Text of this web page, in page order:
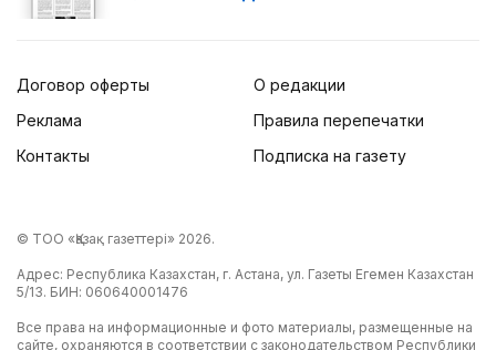
Договор оферты
Реклама
Контакты
О редакции
Правила перепечатки
Подписка на газету
© ТОО «Қазақ газеттері» 2026.
Адрес: Республика Казахстан, г. Астана, ул. Газеты Егемен Казахстан
5/13. БИН: 060640001476
Все права на информационные и фото материалы, размещенные на
сайте, охраняются в соответствии с законодательством Республики